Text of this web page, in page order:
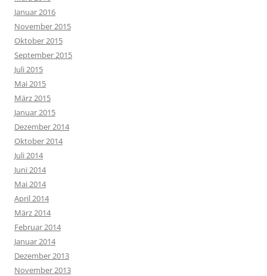
Januar 2016
November 2015
Oktober 2015
September 2015
Juli 2015
Mai 2015
März 2015
Januar 2015
Dezember 2014
Oktober 2014
Juli 2014
Juni 2014
Mai 2014
April 2014
März 2014
Februar 2014
Januar 2014
Dezember 2013
November 2013